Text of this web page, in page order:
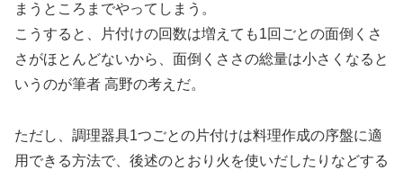
まうところまでやってしまう。
こうすると、片付けの回数は増えても1回ごとの面倒くさ
さがほとんどないから、面倒くささの総量は小さくなると
いうのが筆者 高野の考えだ。
ただし、調理器具1つごとの片付けは料理作成の序盤に適
用できる方法で、後述のとおり火を使いだしたりなどする